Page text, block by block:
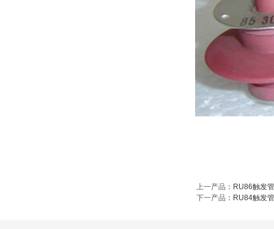
上一产品 ： RU86触发
下一产品 ： RU84触发